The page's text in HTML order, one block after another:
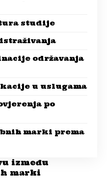
studije
održavanja
u uslugama
po
marki prema
između
marki